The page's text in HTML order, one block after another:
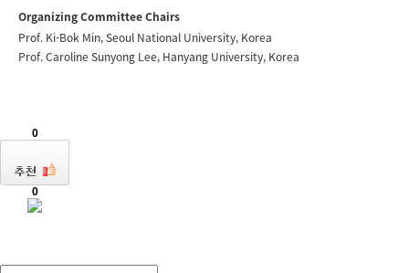
Organizing Committee Chairs
Prof. Ki-Bok Min, Seoul National University, Korea
Prof. Caroline Sunyong Lee, Hanyang University, Korea
0
0